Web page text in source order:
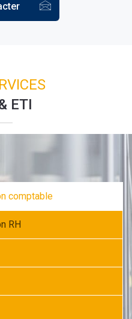
ETI
comptable
RH